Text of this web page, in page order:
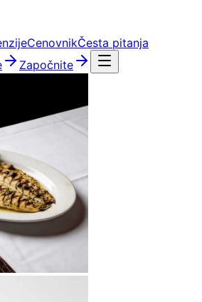
CenovnikČesta pitanja
Započnite